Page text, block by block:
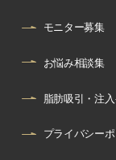
モニター募集
お悩み相談集
脂肪吸引・注
プライバシー